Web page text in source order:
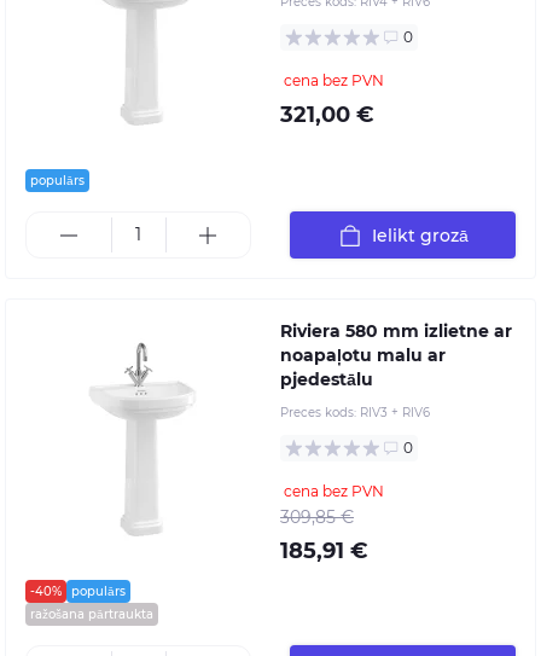
populārs
0
cena bez PVN
321,00 €
Ielikt grozā
-40%
populārs
ražošana pārtraukta
Riviera 580 mm izlietne ar
noapaļotu malu ar
pjedestālu
Preces kods: RIV3 + RIV6
0
cena bez PVN
309,85 €
185,91 €